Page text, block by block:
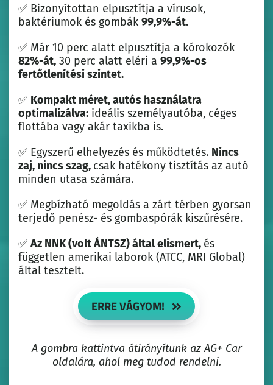
✅ Bizonyítottan elpusztítja a vírusok,
baktériumok és gombák 99,9%-át.
✅ Már 10 perc alatt elpusztítja a kórokozók
82%-át,30 perc alatt eléri a 99,9%-os
fertőtlenítési szintet.
✅ Kompakt méret, autós használatra
optimalizálva:ideális személyautóba, céges
flottába vagy akár taxikba is.
✅ Egyszerű elhelyezés és működtetés. Nincs
zaj, nincs szag, csak hatékony tisztítás az autó
minden utasa számára.
✅ Megbízható megoldás a zárt térben gyorsan
terjedő penész- és gombaspórák kiszűrésére.
✅ Az NNK (volt ÁNTSZ) által elismert, és
független amerikai laborok (ATCC, MRI Global)
által tesztelt.
ERRE VÁGYOM!
A gombra kattintva átirányítunk az AG+ Car
oldalára, ahol meg tudod rendelni.